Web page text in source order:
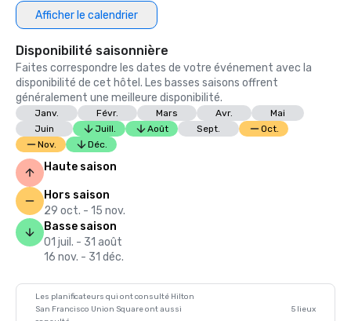
Afficher le calendrier
Disponibilité saisonnière
Faites correspondre les dates de votre événement avec la
disponibilité de cet hôtel. Les basses saisons offrent
généralement une meilleure disponibilité.
Janv. Févr. Mars Avr.
Mai
Juin
Juill. Août Sept.
Oct.
Nov.
Déc.
Haute saison
Hors saison
29 oct. - 15 nov.
Basse saison
01 juil. - 31 août
16 nov. - 31 déc.
Les planificateurs qui ont consulté Hilton
San Francisco Union Square ont aussi
5 lieux